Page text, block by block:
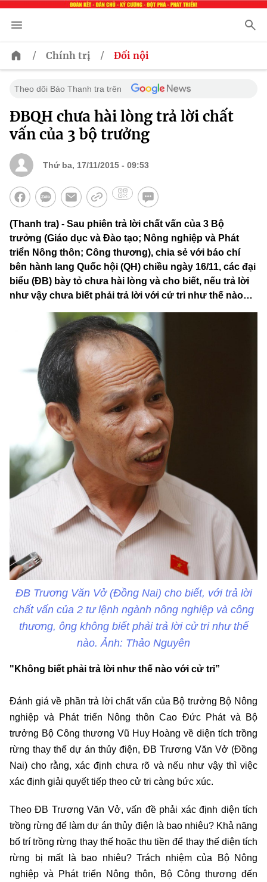
/ Chính trị / Đối nội
Theo dõi Báo Thanh tra trên
ĐBQH chưa hài lòng trả lời chất
vấn của 3 bộ trưởng
Thứ ba, 17/11/2015 - 09:53
(Thanh tra) - Sau phiên trả lời chất vấn của 3 Bộ
trưởng (Giáo dục và Đào tạo; Nông nghiệp và Phát
triển Nông thôn; Công thương), chia sẻ với báo chí
bên hành lang Quốc hội (QH) chiều ngày 16/11, các đại
biểu (ĐB) bày tỏ chưa hài lòng và cho biết, nếu trả lời
như vậy chưa biết phải trả lời với cử tri như thế nào…
ĐB Trương Văn Vở (Đồng Nai) cho biết, với trả lời
chất vấn của 2 tư lệnh ngành nông nghiệp và công
thương, ông không biết phải trả lời cử tri như thế
nào. Ảnh: Thảo Nguyên
"Không biết phải trả lời như thế nào với cử tri”
Đánh giá về phần trả lời chất vấn của Bộ trưởng Bộ Nông
nghiệp và Phát triển Nông thôn Cao Đức Phát và Bộ
trưởng Bộ Công thương Vũ Huy Hoàng về diện tích trồng
rừng thay thế dự án thủy điện, ĐB Trương Văn Vở (Đồng
Nai) cho rằng, xác định chưa rõ và nếu như vậy thì việc
xác định giải quyết tiếp theo cử tri càng bức xúc.
Theo ĐB Trương Văn Vở, vấn đề phải xác định diện tích
trồng rừng để làm dự án thủy điện là bao nhiêu? Khả năng
bố trí trồng rừng thay thế hoặc thu tiền để thay thế diện tích
rừng bị mất là bao nhiêu? Trách nhiệm của Bộ Nông
nghiệp và Phát triển Nông thôn, Bộ Công thương đến